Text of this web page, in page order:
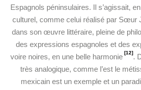
Espagnols péninsulaires. Il s’agissait,
culturel, comme celui réalisé par Sœur
dans son œuvre littéraire, pleine de
des expressions espagnoles et des
voire noires, en une belle harmonie [12].
très analogique, comme l’est le
mexicain est un exemple et un